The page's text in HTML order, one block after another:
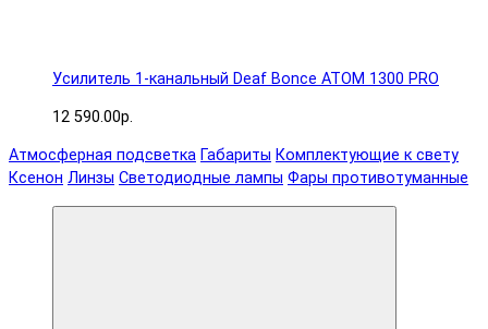
Усилитель 1-канальный Deaf Bonce ATOM 1300 PRO
12 590.00р.
Атмосферная подсветка Габариты Комплектующие к свету
Ксенон Линзы Светодиодные лампы Фары противотуманные